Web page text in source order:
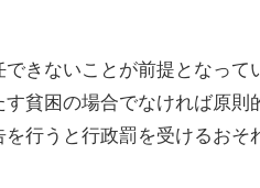
きないことが前提となっ
貧困の場合でなければ原
行うと行政罰を受けるおそ